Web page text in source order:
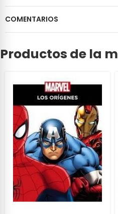
COMENTARIOS
Productos de la